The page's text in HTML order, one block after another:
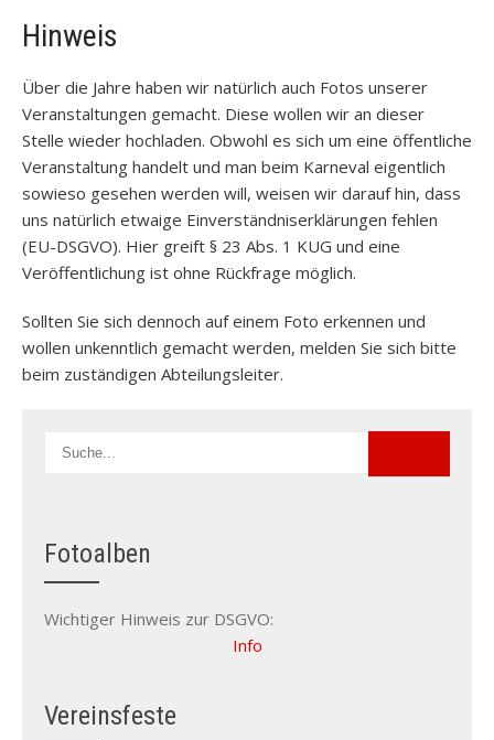
Hinweis
Über die Jahre haben wir natürlich auch Fotos unserer
Veranstaltungen gemacht. Diese wollen wir an dieser
Stelle wieder hochladen. Obwohl es sich um eine öffentliche
Veranstaltung handelt und man beim Karneval eigentlich
sowieso gesehen werden will, weisen wir darauf hin, dass
uns natürlich etwaige Einverständniserklärungen fehlen
(EU-DSGVO). Hier greift § 23 Abs. 1 KUG und eine
Veröffentlichung ist ohne Rückfrage möglich.
Sollten Sie sich dennoch auf einem Foto erkennen und
wollen unkenntlich gemacht werden, melden Sie sich bitte
beim zuständigen Abteilungsleiter.
Fotoalben
Wichtiger Hinweis zur DSGVO:
Info
Vereinsfeste